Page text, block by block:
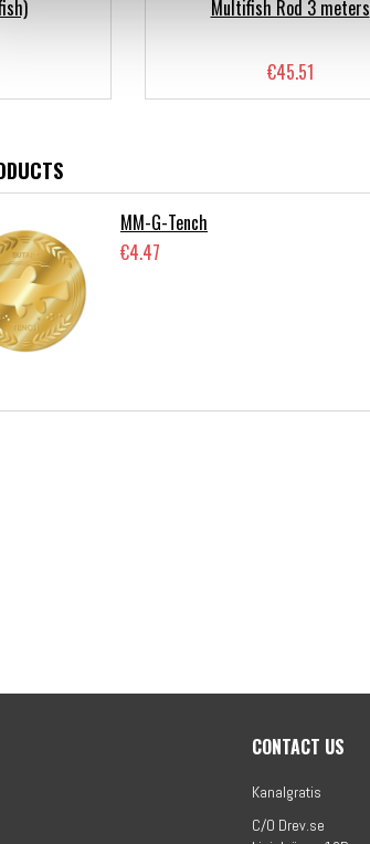
Multifish Rod 3 meters
€45.51
MM-G-Tench
€4.47
CONTACT US
Kanalgratis
C/O Drev.se